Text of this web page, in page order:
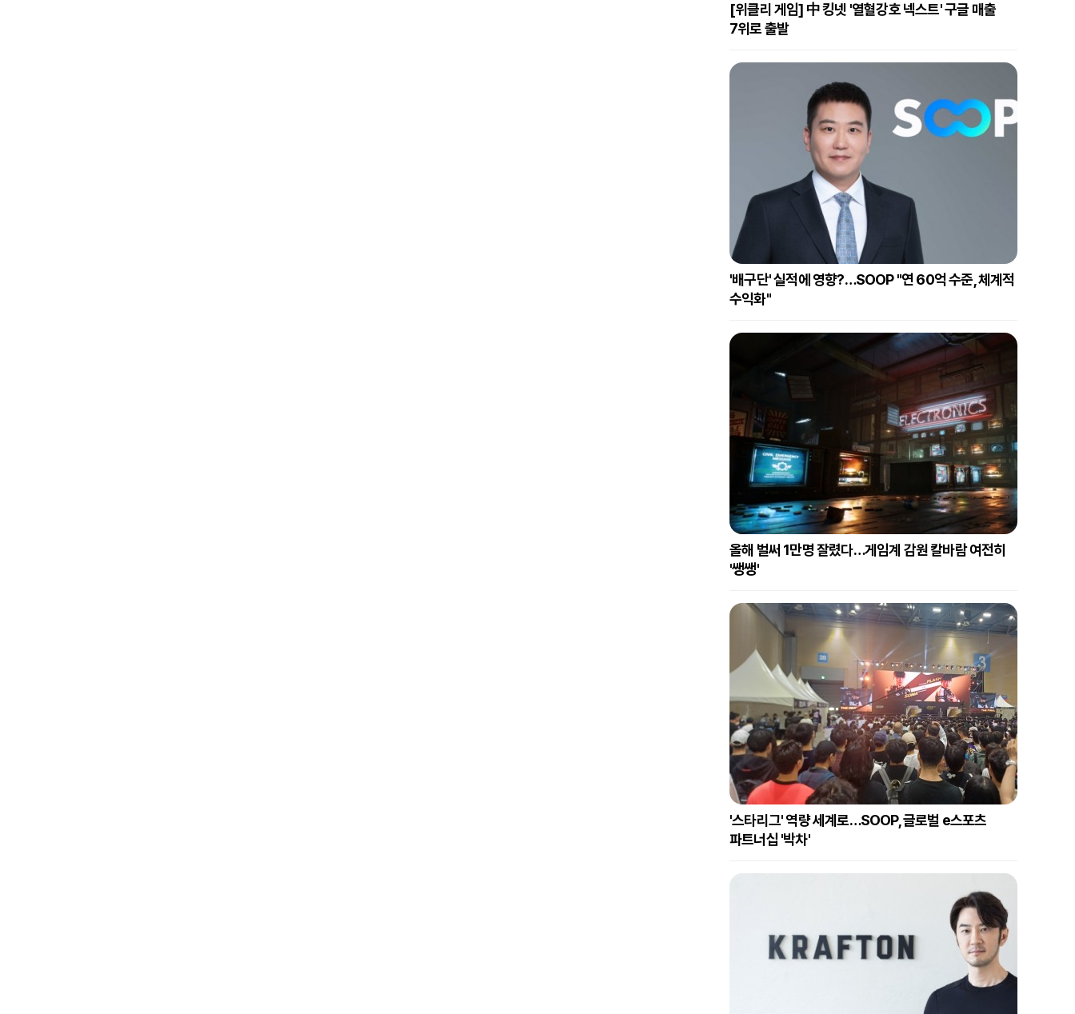
[위클리 게임] 中 킹넷 '열혈강호 넥스트' 구글 매출
7위로 출발
'배구단' 실적에 영향?…SOOP "연 60억 수준, 체계적
수익화"
올해 벌써 1만명 잘렸다…게임계 감원 칼바람 여전히
'쌩쌩'
'스타리그' 역량 세계로…SOOP, 글로벌 e스포츠
파트너십 '박차'